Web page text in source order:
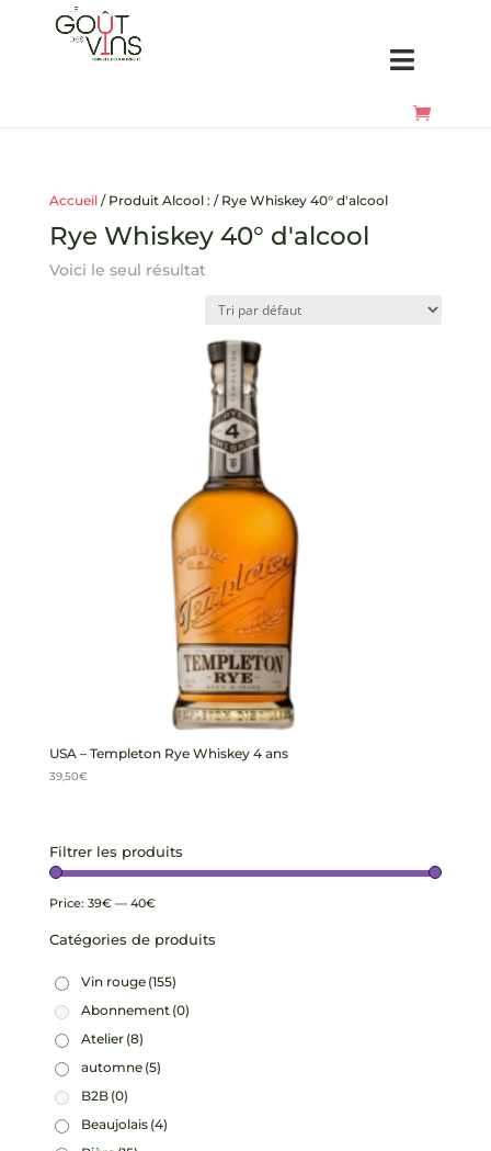
Accueil/ Produit Alcool : / Rye Whiskey 40° d'alcool
Rye Whiskey 40° d'alcool
Voici le seul résultat
USA – Templeton Rye Whiskey 4 ans
39,50€
Filtrer les produits
Price: 39€— 40€
Catégories de produits
Vin rouge (155)
Abonnement (0)
Atelier (8)
automne (5)
B2B (0)
Beaujolais (4)